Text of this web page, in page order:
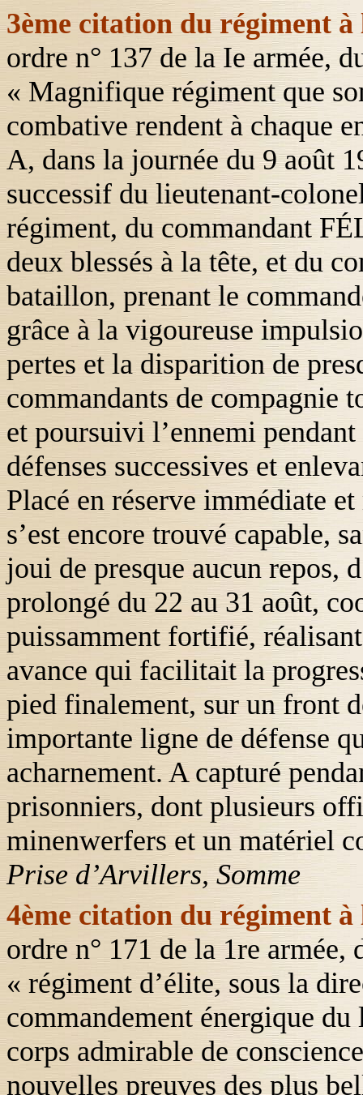
3ème citation du régiment à
ordre n° 137 de la Ie armée,
« Magnifique régiment que
combative rendent à chaque
A, dans la journée du 9 août
successif du lieutenant-
régiment, du commandant
deux blessés à la tête, et du
bataillon, prenant le
grâce à la vigoureuse
pertes et la disparition de
commandants de compagnie
et poursuivi l’ennemi pendant
défenses successives et
Placé en réserve immédiate
s’est encore trouvé capable,
joui de presque aucun repos,
prolongé du 22 au 31 août,
puissamment fortifié,
avance qui facilitait la
pied finalement, sur un front
importante ligne de défense
acharnement. A capturé
prisonniers, dont plusieurs
minenwerfers et un matériel
Prise d’Arvillers, Somme
4ème citation du régiment à
ordre n° 171 de la 1rearmée,
« régiment d’élite, sous la
commandement énergique
corps admirable de
nouvelles preuves des plus